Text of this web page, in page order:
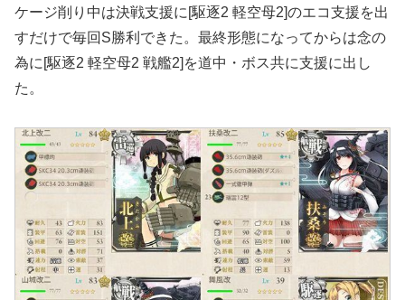
ケージ削り中は決戦支援に[駆逐2 軽空母2]のエコ支援を出
すだけで毎回S勝利できた。最終形態になってからは念の
為に[駆逐2 軽空母2 戦艦2]を道中・ボス共に支援に出し
た。